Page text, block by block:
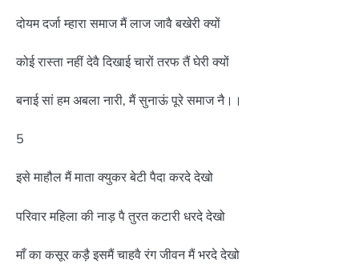
दोयम दर्जा म्हारा समाज मैं लाज जावै बखेरी क्यों
कोई रास्ता नहीं देवै दिखाई चारों तरफ तैं घेरी क्यों
बनाई सां हम अबला नारी, मैं सुनाऊं पूरे समाज नै।।
5
इसे माहौल मैं माता क्युकर बेटी पैदा करदे देखो
परिवार महिला की नाड़ पै तुरत कटारी धरदे देखो
माँ का कसूर कड़ै इसमैं चाहवै रंग जीवन मैं भरदे देखो